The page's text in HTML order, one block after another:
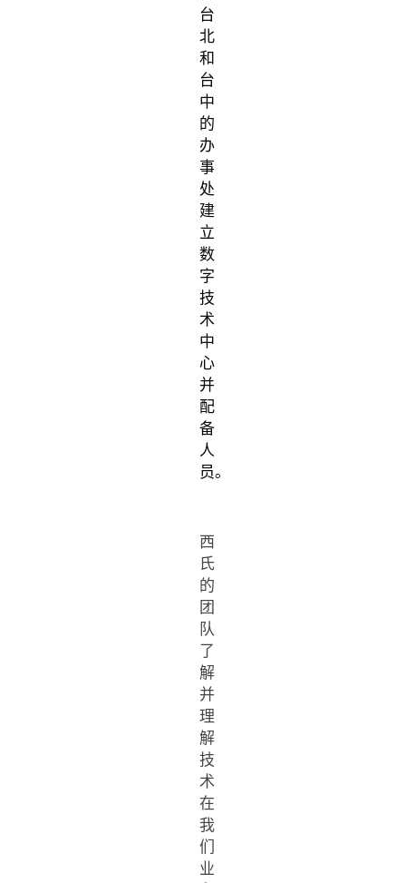
台
北
和
台
中
的
办
事
处
建
立
数
字
技
术
中
心
并
配
备
人
员。
西
氏
的
团
队
了
解
并
理
解
技
术
在
我
们
业